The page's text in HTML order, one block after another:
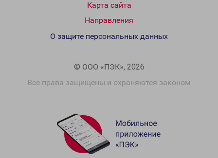
Карта сайта
Направления
© ООО «ПЭК», 2026
Все права защищены и охраняются законом
О защите персональных данных